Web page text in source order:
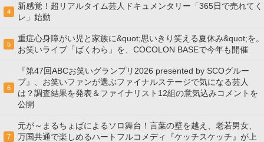
4
新感覚！超リアルタイム芸人ドキュメンタリー「365日で売れてく
レ」始動
5
重症心身障がい児と家族に&quot;思いきり笑える夏休み&quot;を。
お笑いライブ「ばくわら」を、COCOLON BASEで今年も開催
6
『第47回ABCお笑いグランプリ2026 presented by SCOグルー
プ』、お笑いファンが選ぶファイナルステージで気になる芸人
は？調査結果を発表＆ファイナリスト12組の意気込みコメントを
公開
7
元が～まるちょばによるソロ舞台！言葉の壁を越え、老若男女、
万国共通で楽しめるハートフルコメディ『ケッチスケッチ』が上